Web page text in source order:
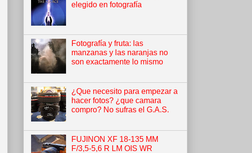
elegido en fotografía
Fotografía y fruta: las
manzanas y las naranjas no
son exactamente lo mismo
¿Que necesito para empezar a
hacer fotos? ¿que camara
compro? No sufras el G.A.S.
FUJINON XF 18-135 MM
F/3,5-5,6 R LM OIS WR